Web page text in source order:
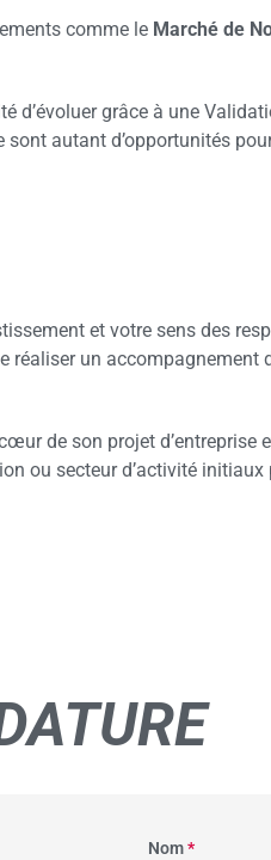
comme le Marché de
d’évoluer grâce à une
sont autant d’opportunités
et votre sens des
réaliser un accompagnement
de son projet d’entreprise
ou secteur d’activité initiaux
Nom*